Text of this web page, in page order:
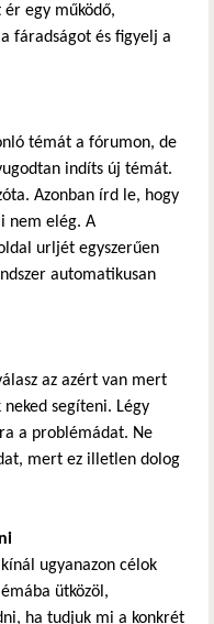
ér egy működő,
fáradságot és figyelj a
témát a fórumon, de
indíts új témát.
Azonban írd le, hogy
nem elég. A
urljét egyszerűen
automatikusan
az azért van mert
segíteni. Légy
a problémádat. Ne
mert ez illetlen dolog
ugyanazon célok
ütközöl,
ha tudjuk mi a konkrét